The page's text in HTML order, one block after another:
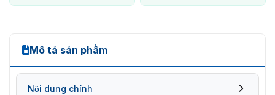
Mô tả sản phẩm
Nội dung chính